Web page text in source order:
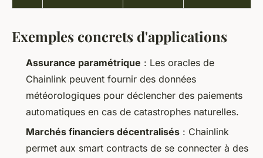
Exemples concrets d'applications
Assurance paramétrique : Les oracles de
Chainlink peuvent fournir des données
météorologiques pour déclencher des paiements
automatiques en cas de catastrophes naturelles.
Marchés financiers décentralisés : Chainlink
permet aux smart contracts de se connecter à des